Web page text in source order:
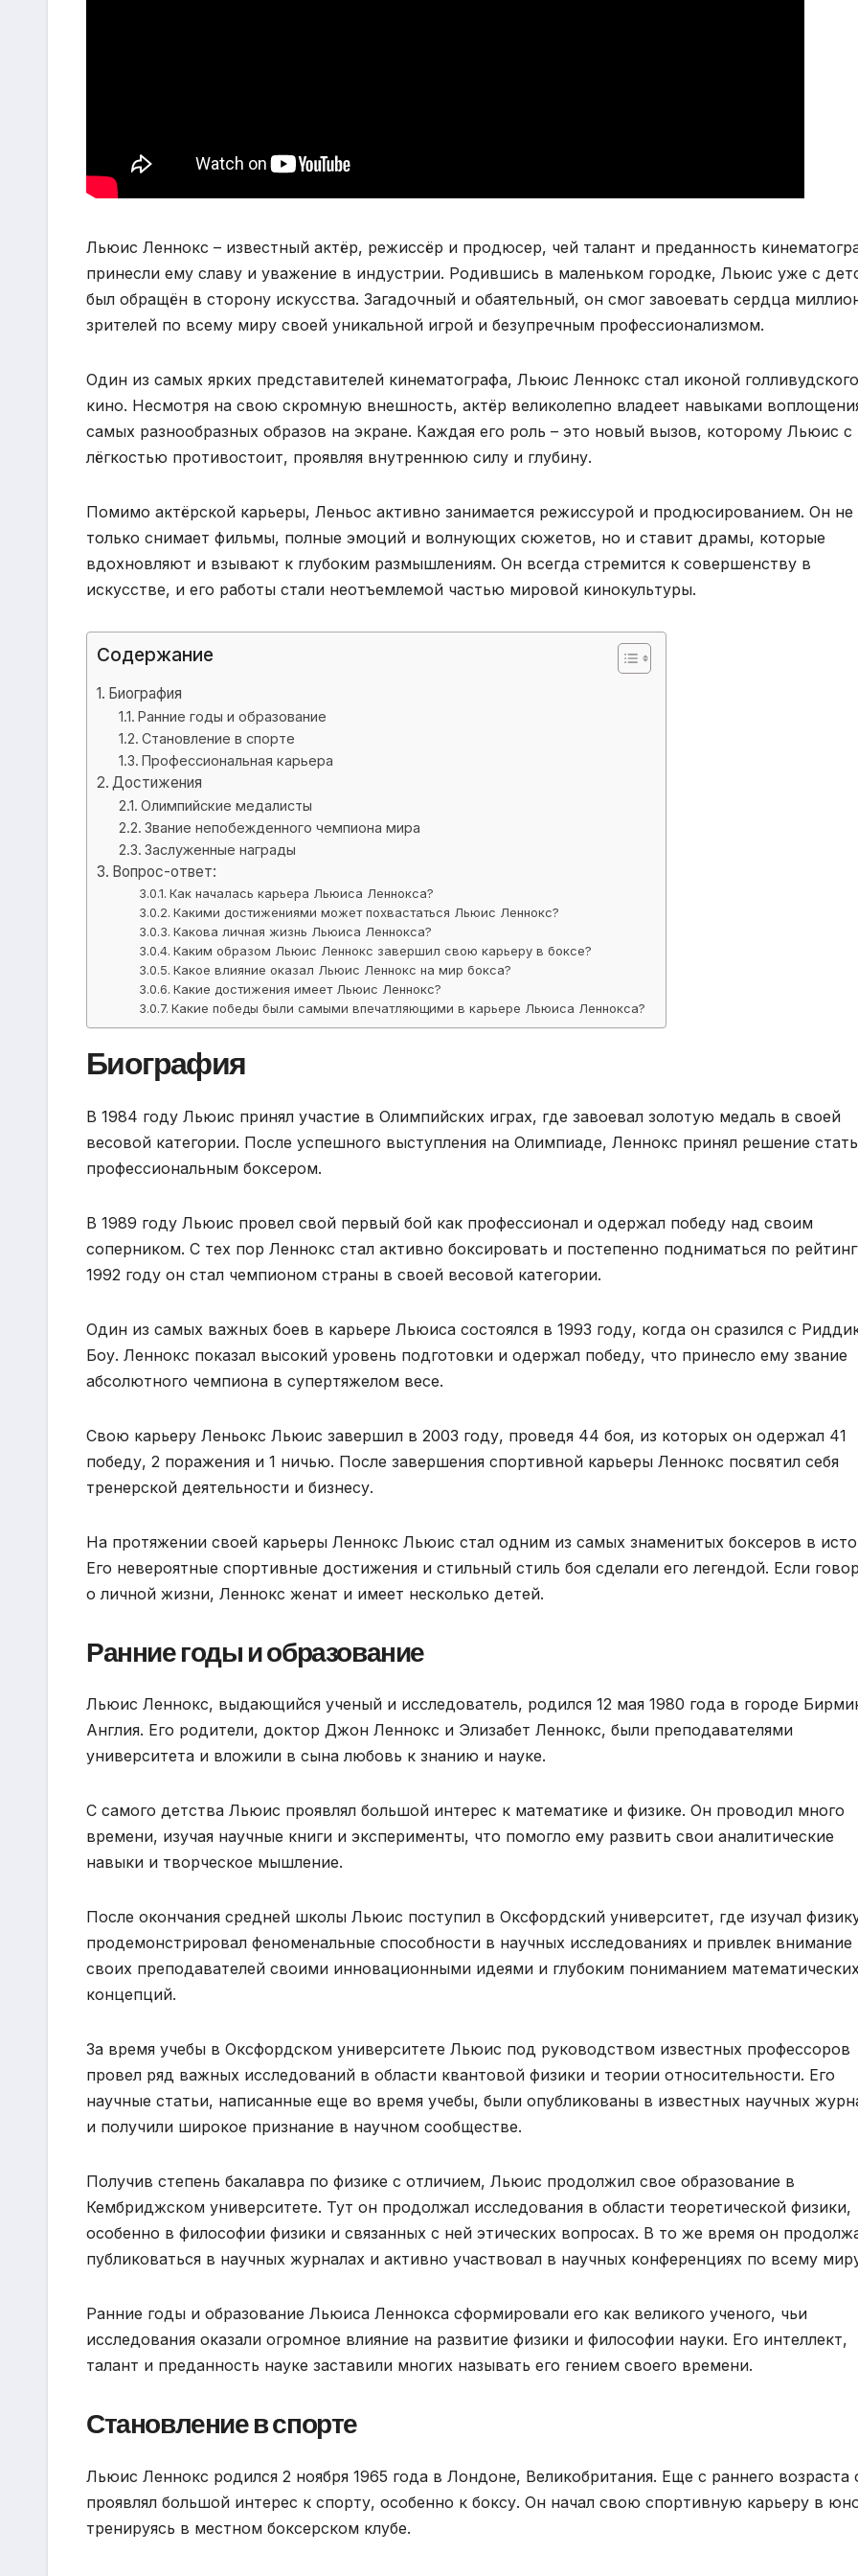
Льюис Леннокс – известный актёр, режиссёр и продюсер, чей талант и преданность
принесли ему славу и уважение в индустрии. Родившись в маленьком городке, Льюис уже с
был обращён в сторону искусства. Загадочный и обаятельный, он смог завоевать сердца
зрителей по всему миру своей уникальной игрой и безупречным профессионализмом.
Один из самых ярких представителей кинематографа, Льюис Леннокс стал иконой голливудского
кино. Несмотря на свою скромную внешность, актёр великолепно владеет навыками
самых разнообразных образов на экране. Каждая его роль – это новый вызов, которому Льюис с
лёгкостью противостоит, проявляя внутреннюю силу и глубину.
Помимо актёрской карьеры, Леньос активно занимается режиссурой и продюсированием. Он не
только снимает фильмы, полные эмоций и волнующих сюжетов, но и ставит драмы, которые
вдохновляют и взывают к глубоким размышлениям. Он всегда стремится к совершенству в
искусстве, и его работы стали неотъемлемой частью мировой кинокультуры.
Содержание
Биография
Ранние годы и образование
Становление в спорте
Профессиональная карьера
Достижения
Олимпийские медалисты
Звание непобежденного чемпиона мира
Заслуженные награды
Вопрос-ответ:
Как началась карьера Льюиса Леннокса?
Какими достижениями может похвастаться Льюис Леннокс?
Какова личная жизнь Льюиса Леннокса?
Каким образом Льюис Леннокс завершил свою карьеру в боксе?
Какое влияние оказал Льюис Леннокс на мир бокса?
Какие достижения имеет Льюис Леннокс?
Какие победы были самыми впечатляющими в карьере Льюиса Леннокса?
Биография
В 1984 году Льюис принял участие в Олимпийских играх, где завоевал золотую медаль в своей
весовой категории. После успешного выступления на Олимпиаде, Леннокс принял решение стать
профессиональным боксером.
В 1989 году Льюис провел свой первый бой как профессионал и одержал победу над своим
соперником. С тех пор Леннокс стал активно боксировать и постепенно подниматься по
1992 году он стал чемпионом страны в своей весовой категории.
Один из самых важных боев в карьере Льюиса состоялся в 1993 году, когда он сразился с
Боу. Леннокс показал высокий уровень подготовки и одержал победу, что принесло ему звание
абсолютного чемпиона в супертяжелом весе.
Свою карьеру Леньокс Льюис завершил в 2003 году, проведя 44 боя, из которых он одержал 41
победу, 2 поражения и 1 ничью. После завершения спортивной карьеры Леннокс посвятил себя
тренерской деятельности и бизнесу.
На протяжении своей карьеры Леннокс Льюис стал одним из самых знаменитых боксеров в
Его невероятные спортивные достижения и стильный стиль боя сделали его легендой. Если
о личной жизни, Леннокс женат и имеет несколько детей.
Ранние годы и образование
Льюис Леннокс, выдающийся ученый и исследователь, родился 12 мая 1980 года в городе
Англия. Его родители, доктор Джон Леннокс и Элизабет Леннокс, были преподавателями
университета и вложили в сына любовь к знанию и науке.
С самого детства Льюис проявлял большой интерес к математике и физике. Он проводил много
времени, изучая научные книги и эксперименты, что помогло ему развить свои аналитические
навыки и творческое мышление.
После окончания средней школы Льюис поступил в Оксфордский университет, где изучал
продемонстрировал феноменальные способности в научных исследованиях и привлек внимание
своих преподавателей своими инновационными идеями и глубоким пониманием
концепций.
За время учебы в Оксфордском университете Льюис под руководством известных профессоров
провел ряд важных исследований в области квантовой физики и теории относительности. Его
научные статьи, написанные еще во время учебы, были опубликованы в известных научных
и получили широкое признание в научном сообществе.
Получив степень бакалавра по физике с отличием, Льюис продолжил свое образование в
Кембриджском университете. Тут он продолжал исследования в области теоретической физики,
особенно в философии физики и связанных с ней этических вопросах. В то же время он
публиковаться в научных журналах и активно участвовал в научных конференциях по всему
Ранние годы и образование Льюиса Леннокса сформировали его как великого ученого, чьи
исследования оказали огромное влияние на развитие физики и философии науки. Его интеллект,
талант и преданность науке заставили многих называть его гением своего времени.
Становление в спорте
Льюис Леннокс родился 2 ноября 1965 года в Лондоне, Великобритания. Еще с раннего возраста
проявлял большой интерес к спорту, особенно к боксу. Он начал свою спортивную карьеру в
тренируясь в местном боксерском клубе.